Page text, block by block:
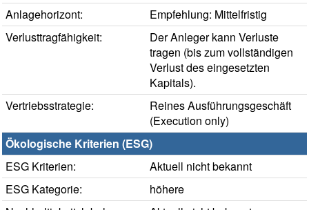
Anlagehorizont:
Empfehlung: Mittelfristig
Verlusttragfähigkeit:
Der Anleger kann Verluste
tragen (bis zum vollständigen
Verlust des eingesetzten
Kapitals).
Vertriebsstrategie:
Reines Ausführungsgeschäft
(Execution only)
Ökologische Kriterien (ESG)
ESG Kriterien:
Aktuell nicht bekannt
ESG Kategorie:
höhere